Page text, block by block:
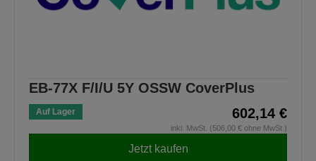
EB-77X F/I/U 5Y OSSW CoverPlus
Auf Lager 602,14 €
inkl. MwSt. (506,00 € ohne MwSt.)
Jetzt kaufen